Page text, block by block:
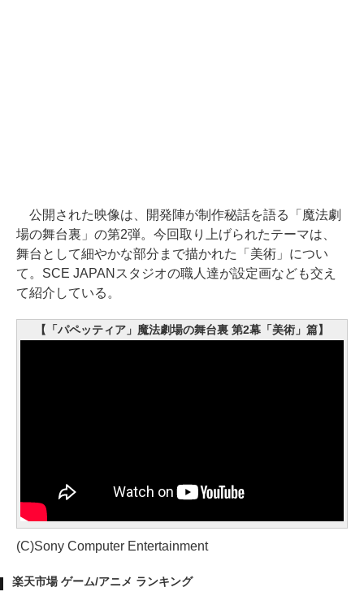
公開された映像は、開発陣が制作秘話を語る「魔法劇
場の舞台裏」の第2弾。今回取り上げられたテーマは、
舞台として細やかな部分まで描かれた「美術」につい
て。SCE JAPANスタジオの職人達が設定画なども交え
て紹介している。
【「パペッティア」魔法劇場の舞台裏 第2幕「美術」篇】
(C)Sony Computer Entertainment
楽天市場 ゲーム/アニメ ランキング